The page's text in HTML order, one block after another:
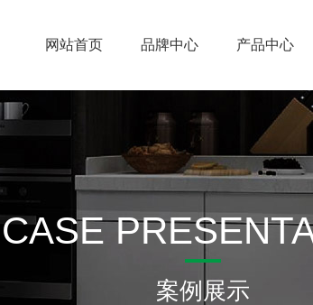
网站首页 品牌中心 产品中心
CASE
案例展示